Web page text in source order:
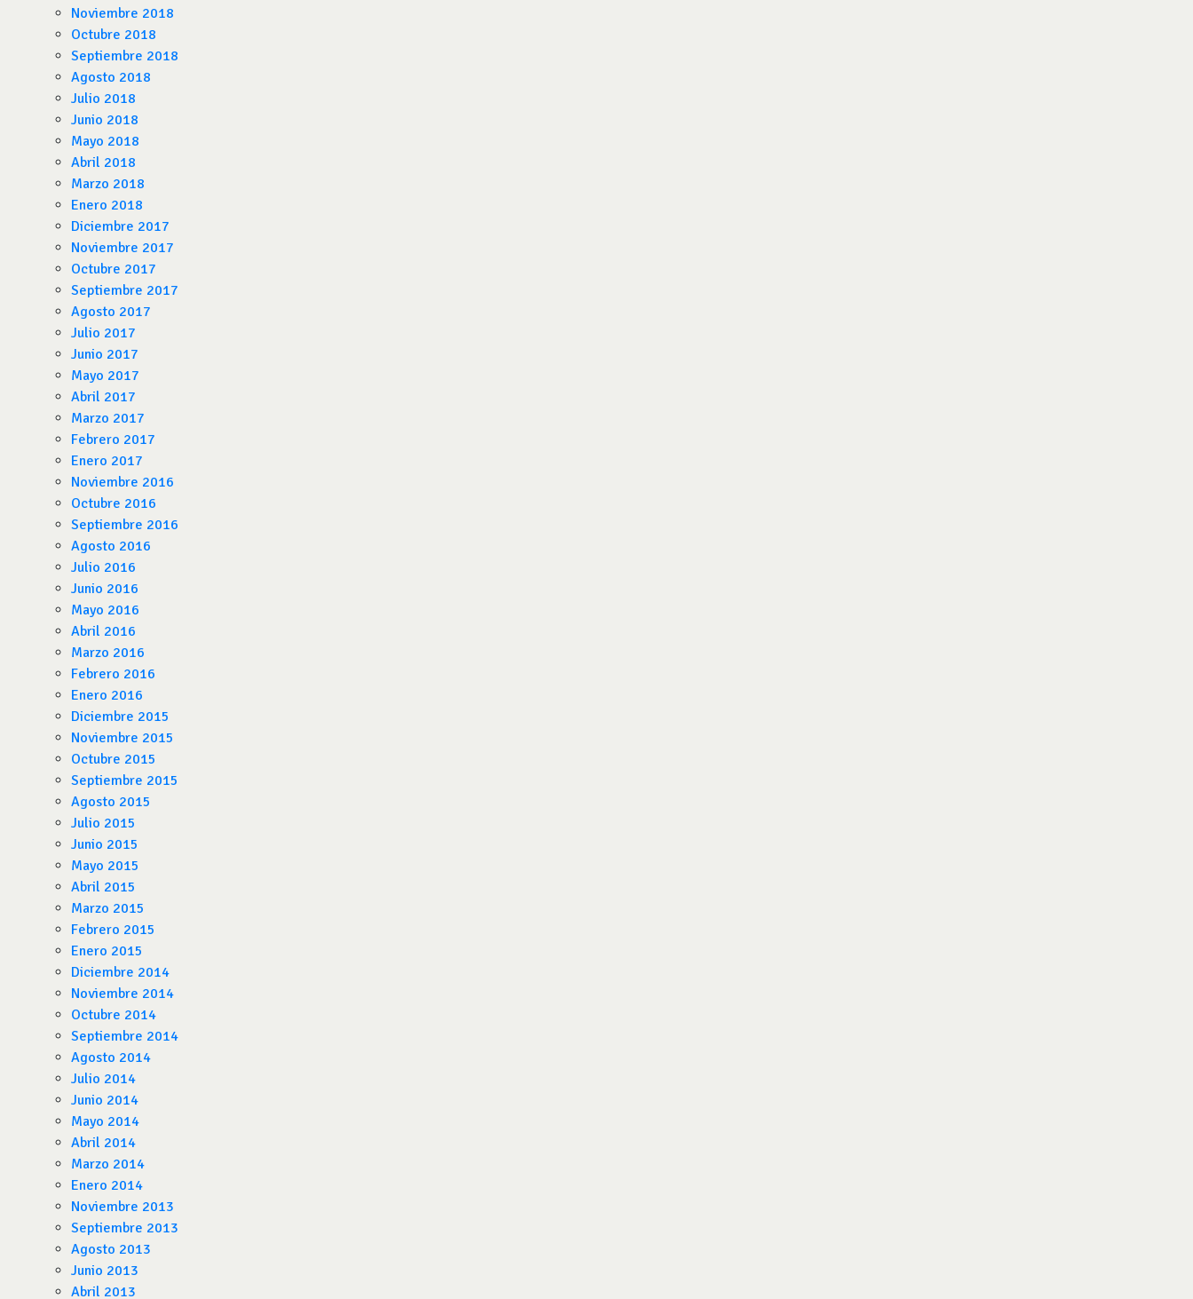
Noviembre 2018
Octubre 2018
Septiembre 2018
Agosto 2018
Julio 2018
Junio 2018
Mayo 2018
Abril 2018
Marzo 2018
Enero 2018
Diciembre 2017
Noviembre 2017
Octubre 2017
Septiembre 2017
Agosto 2017
Julio 2017
Junio 2017
Mayo 2017
Abril 2017
Marzo 2017
Febrero 2017
Enero 2017
Noviembre 2016
Octubre 2016
Septiembre 2016
Agosto 2016
Julio 2016
Junio 2016
Mayo 2016
Abril 2016
Marzo 2016
Febrero 2016
Enero 2016
Diciembre 2015
Noviembre 2015
Octubre 2015
Septiembre 2015
Agosto 2015
Julio 2015
Junio 2015
Mayo 2015
Abril 2015
Marzo 2015
Febrero 2015
Enero 2015
Diciembre 2014
Noviembre 2014
Octubre 2014
Septiembre 2014
Agosto 2014
Julio 2014
Junio 2014
Mayo 2014
Abril 2014
Marzo 2014
Enero 2014
Noviembre 2013
Septiembre 2013
Agosto 2013
Junio 2013
Abril 2013